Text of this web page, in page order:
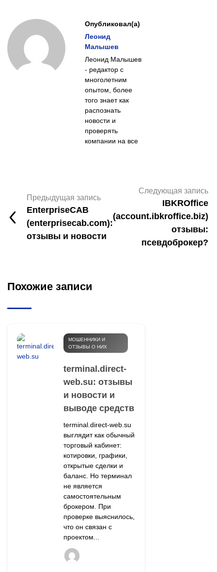
Опубликовал(а)
Леонид
Малышев
Леонид Малышев
- редактор с
многолетним
опытом, более
того знает как
распознать
новости и
проверять
компании на все
Предыдущая запись
EnterpriseCAB
(enterprisecab.com):
отзывы и новости
Следующая запись
IBKROffice
(account.ibkroffice.biz)
отзывы:
псевдоброкер?
Похожие записи
МОШЕННИКИ И
ОТЗЫВЫ О НИХ
terminal.direct-
web.su: отзывы
и новости и
выводе средств
terminal.direct-web.su
выглядит как обычный
торговый кабинет:
котировки, графики,
открытые сделки и
баланс. Но терминал
не является
самостоятельным
брокером. При
проверке выяснилось,
что он связан с
проектом...